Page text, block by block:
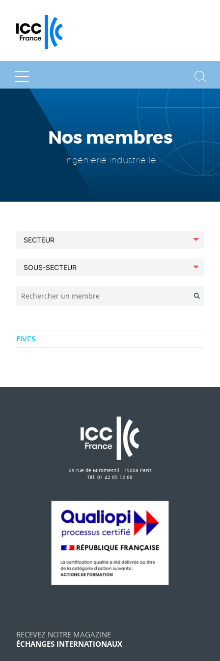
MENU
Nos membres
Ingénierie industrielle
Rechercher un membre
FIVES
29 rue de Miromesnil - 75008 Paris
Tél. 01 42 65 12 66
RECEVEZ NOTRE MAGAZINE
ÉCHANGES INTERNATIONAUX